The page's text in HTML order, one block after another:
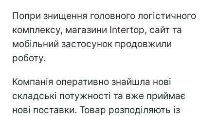
Попри знищення головного логістичного
комплексу, магазини Intertop, сайт та
мобільний застосунок продовжили
роботу.
Компанія оперативно знайшла нові
складські потужності та вже приймає
нові поставки. Товар розподіляють із